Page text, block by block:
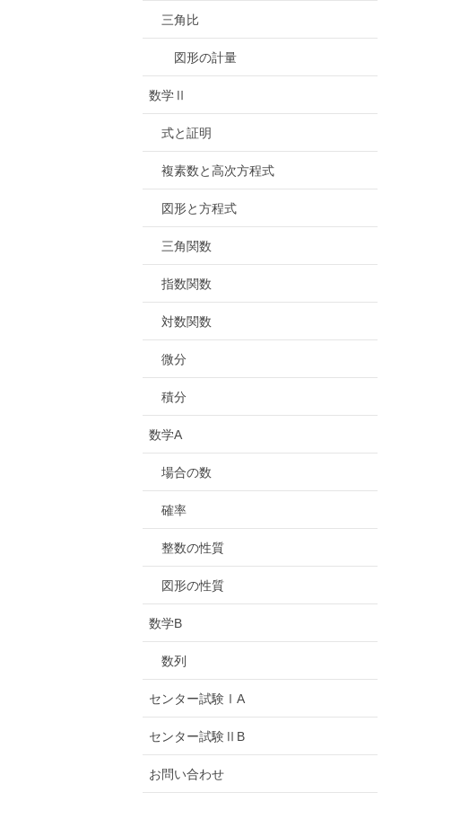
三角比
図形の計量
数学Ⅱ
式と証明
複素数と高次方程式
図形と方程式
三角関数
指数関数
対数関数
微分
積分
数学A
場合の数
確率
整数の性質
図形の性質
数学B
数列
センター試験ⅠA
センター試験ⅡB
お問い合わせ